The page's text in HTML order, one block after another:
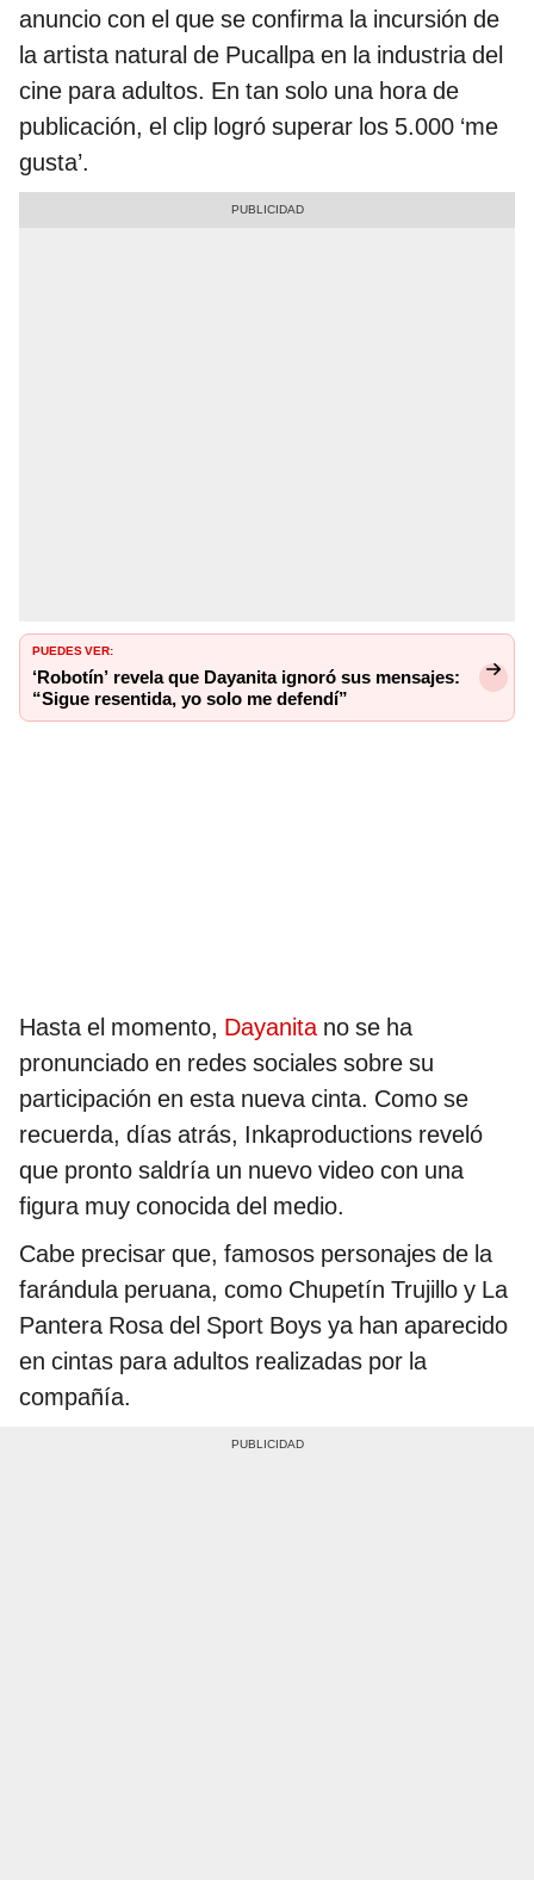
anuncio con el que se confirma la incursión de
la artista natural de Pucallpa en la industria del
cine para adultos. En tan solo una hora de
publicación, el clip logró superar los 5.000 ‘me
gusta’.
PUEDES VER:
‘Robotín’ revela que Dayanita ignoró sus mensajes:
“Sigue resentida, yo solo me defendí”
Hasta el momento, Dayanitano se ha
pronunciado en redes sociales sobre su
participación en esta nueva cinta. Como se
recuerda, días atrás, Inkaproductions reveló
que pronto saldría un nuevo video con una
figura muy conocida del medio.
Cabe precisar que, famosos personajes de la
farándula peruana, como Chupetín Trujillo y La
Pantera Rosa del Sport Boys ya han aparecido
en cintas para adultos realizadas por la
compañía.